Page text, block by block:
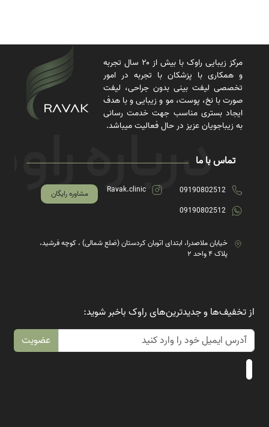
مرکز زیبایی راوک با بیش از ۲۰ سال تجربه
و همکاری با پزشکان با تجربه در امور
تخصصی لیفت بینی بدون جراحی، لیفت
صورت با نخ، پوست، مو و زیبایی و با هدف
ایجاد بستری مناسب جهت خدمت رسانی
به زیباجویان عزیز در حال فعالیت میباشد.
تماس با ما
09190802512
09190802512
Ravak.clinic مشاوره رایگان
خیابان ملاصدرا، ابتدای اتوبان کردستان (ضلع شمالی) ، کوچه فرشید،
پلاک ۴ واحد ۲
از تخفیف‌ها و جدیدترین‌های راوک باخبر شوید:
عضویت